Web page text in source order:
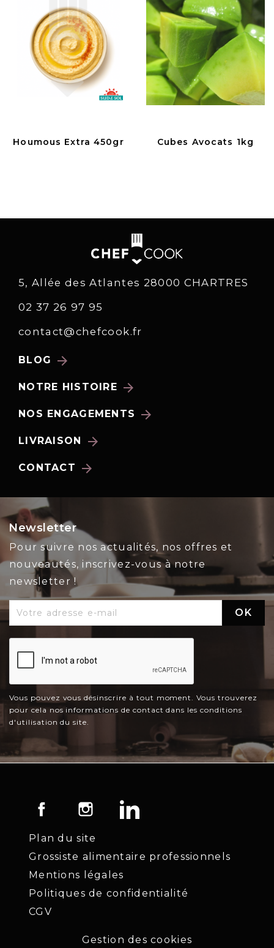
Houmous Extra 450gr Cubes Avocats 1kg
5, Allée des Atlantes 28000 CHARTRES
02 37 26 97 95
contact@chefcook.fr
BLOG arrow_forward
NOTRE HISTOIRE arrow_forward
NOS ENGAGEMENTS arrow_forward
LIVRAISON arrow_forward
CONTACT arrow_forward
Newsletter
Pour suivre nos actualités, nos offres et
nouveautés, inscrivez-vous à notre
newsletter !
Vous pouvez vous désinscrire à tout moment. Vous trouverez
pour cela nos informations de contact dans les conditions
d'utilisation du site.
Facebook Instagram
Plan du site
Grossiste alimentaire professionnels
Mentions légales
Politiques de confidentialité
CGV
Gestion des cookies